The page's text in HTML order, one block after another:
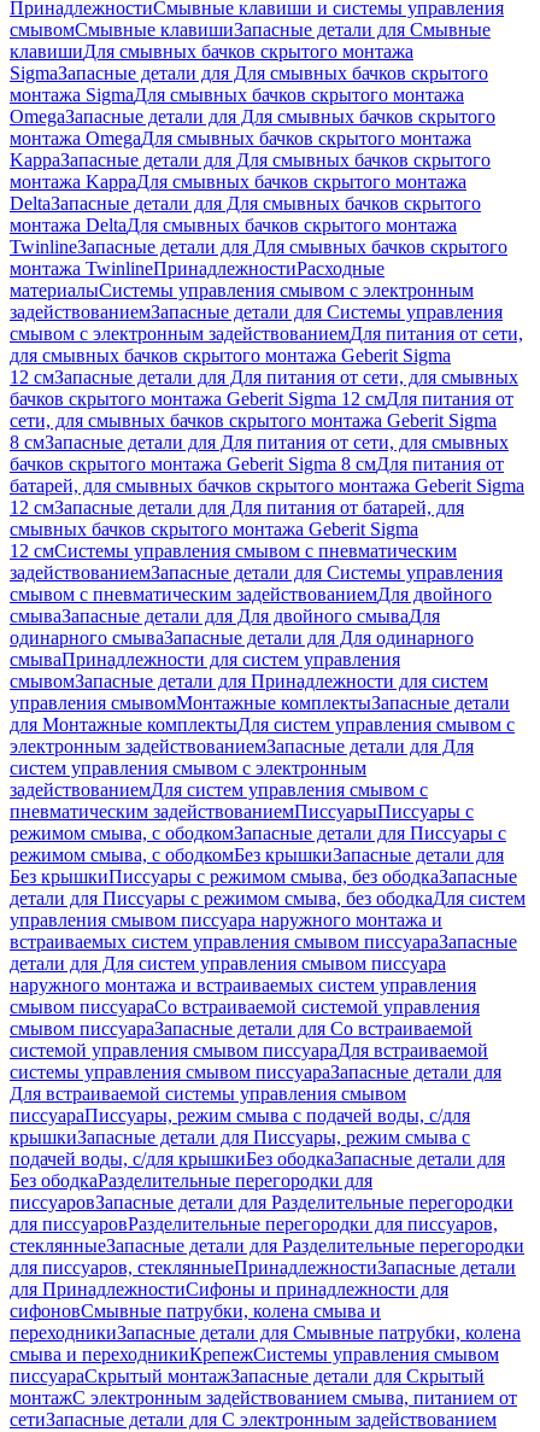
ПринадлежностиСмывные клавиши и системы управления
смывомСмывные клавишиЗапасные детали для Смывные
клавишиДля смывных бачков скрытого монтажа
SigmaЗапасные детали для Для смывных бачков скрытого
монтажа SigmaДля смывных бачков скрытого монтажа
OmegaЗапасные детали для Для смывных бачков скрытого
монтажа OmegaДля смывных бачков скрытого монтажа
KappaЗапасные детали для Для смывных бачков скрытого
монтажа KappaДля смывных бачков скрытого монтажа
DeltaЗапасные детали для Для смывных бачков скрытого
монтажа DeltaДля смывных бачков скрытого монтажа
TwinlineЗапасные детали для Для смывных бачков скрытого
монтажа TwinlineПринадлежностиРасходные
материалыСистемы управления смывом с электронным
задействованиемЗапасные детали для Системы управления
смывом с электронным задействованиемДля питания от сети,
для смывных бачков скрытого монтажа Geberit Sigma
12 смЗапасные детали для Для питания от сети, для смывных
бачков скрытого монтажа Geberit Sigma 12 смДля питания от
сети, для смывных бачков скрытого монтажа Geberit Sigma
8 смЗапасные детали для Для питания от сети, для смывных
бачков скрытого монтажа Geberit Sigma 8 смДля питания от
батарей, для смывных бачков скрытого монтажа Geberit Sigma
12 смЗапасные детали для Для питания от батарей, для
смывных бачков скрытого монтажа Geberit Sigma
12 смСистемы управления смывом с пневматическим
задействованиемЗапасные детали для Системы управления
смывом с пневматическим задействованиемДля двойного
смываЗапасные детали для Для двойного смываДля
одинарного смываЗапасные детали для Для одинарного
смываПринадлежности для систем управления
смывомЗапасные детали для Принадлежности для систем
управления смывомМонтажные комплектыЗапасные детали
для Монтажные комплектыДля систем управления смывом с
электронным задействованиемЗапасные детали для Для
систем управления смывом с электронным
задействованиемДля систем управления смывом с
пневматическим задействованиемПиссуарыПиссуары с
режимом смыва, с ободкомЗапасные детали для Писсуары с
режимом смыва, с ободкомБез крышкиЗапасные детали для
Без крышкиПиссуары с режимом смыва, без ободкаЗапасные
детали для Писсуары с режимом смыва, без ободкаДля систем
управления смывом писсуара наружного монтажа и
встраиваемых систем управления смывом писсуараЗапасные
детали для Для систем управления смывом писсуара
наружного монтажа и встраиваемых систем управления
смывом писсуараСо встраиваемой системой управления
смывом писсуараЗапасные детали для Со встраиваемой
системой управления смывом писсуараДля встраиваемой
системы управления смывом писсуараЗапасные детали для
Для встраиваемой системы управления смывом
писсуараПиссуары, режим смыва с подачей воды, с/для
крышкиЗапасные детали для Писсуары, режим смыва с
подачей воды, с/для крышкиБез ободкаЗапасные детали для
Без ободкаРазделительные перегородки для
писсуаровЗапасные детали для Разделительные перегородки
для писсуаровРазделительные перегородки для писсуаров,
стеклянныеЗапасные детали для Разделительные перегородки
для писсуаров, стеклянныеПринадлежностиЗапасные детали
для ПринадлежностиСифоны и принадлежности для
сифоновСмывные патрубки, колена смыва и
переходникиЗапасные детали для Смывные патрубки, колена
смыва и переходникиКрепежСистемы управления смывом
писсуараСкрытый монтажЗапасные детали для Скрытый
монтажС электронным задействованием смыва, питанием от
сетиЗапасные детали для С электронным задействованием